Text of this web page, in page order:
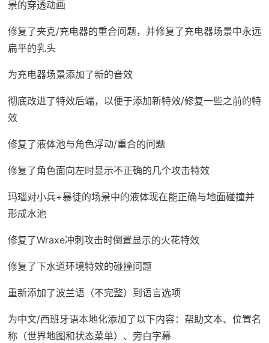
景的穿透动画
修复了夹克/充电器的重合问题，并修复了充电器场景中永远
扁平的乳头
为充电器场景添加了新的音效
彻底改进了特效后端，以便于添加新特效/修复一些之前的特
效
修复了液体池与角色浮动/重合的问题
修复了角色面向左时显示不正确的几个攻击特效
玛瑙对小兵+暴徒的场景中的液体现在能正确与地面碰撞并
形成水池
修复了Wraxe冲刺攻击时倒置显示的火花特效
修复了下水道环境特效的碰撞问题
重新添加了波兰语（不完整）到语言选项
为中文/西班牙语本地化添加了以下内容：帮助文本、位置名
称（世界地图和状态菜单）、旁白字幕